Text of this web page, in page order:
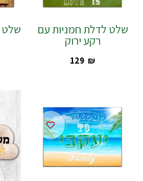
שלט לדלת חמניות עם
רקע ירוק
‎129 ₪